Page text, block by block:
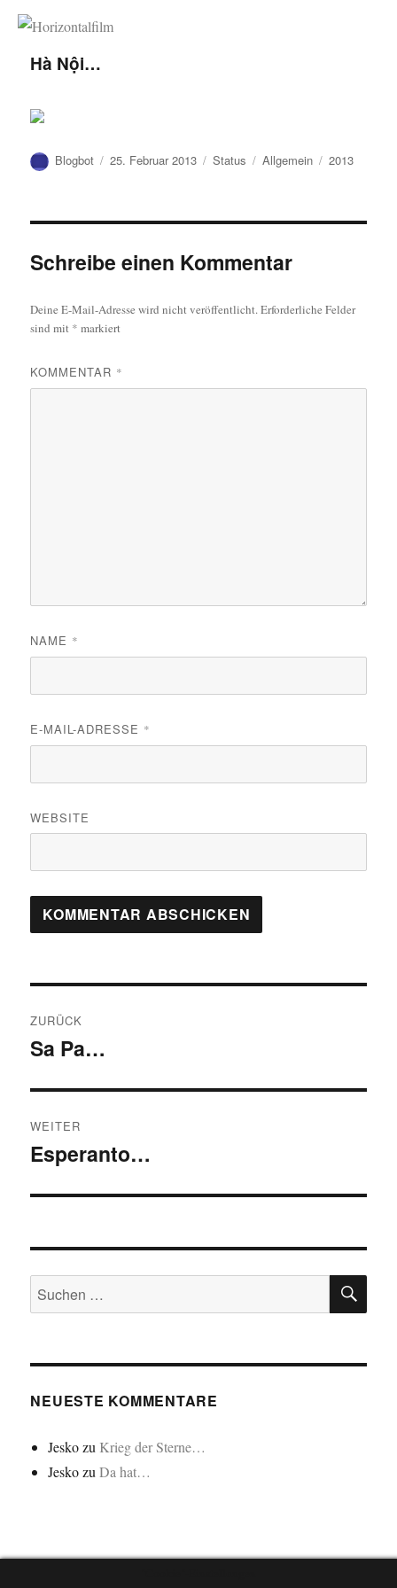
Horizontalfilm
Hà Nội…
Autor
Blogbot
Veröffentlicht
25. Februar 2013 Format
Status Kategorien
Allgemein Schlagwörter
2013
Schreibe einen Kommentar
Deine E-Mail-Adresse wird nicht veröffentlicht. Erforderliche Felder
sind mit * markiert
KOMMENTAR *
NAME *
E-MAIL-ADRESSE *
WEBSITE
ZURÜCK
Vorheriger
Sa Pa…
WEITER
Nächster
Esperanto…
Suchen
nach:
NEUESTE KOMMENTARE
Jeskozu Krieg der Sterne…
JeskozuDa hat…